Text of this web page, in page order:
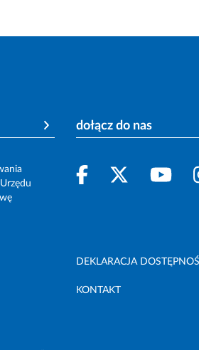
dołącz do nas
DEKLARACJA
KONTAKT